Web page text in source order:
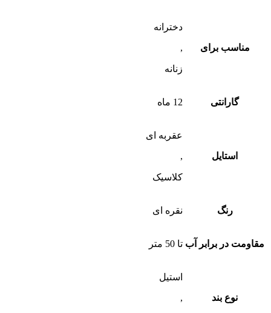
مناسب برای
دخترانه
,
زنانه
گارانتی 12 ماه
استایل
عقربه ای
,
کلاسیک
رنگ نقره ای
مقاومت در برابر آب تا 50 متر
نوع بند
استیل
,